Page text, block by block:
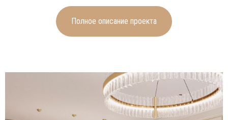
выбрана светлая основа для
стен. Она представлена
покраской, декоративной
гипсовой лепнины и багетных
молдингов. Такое решение –
база, которая позволила
Полное описание проекта